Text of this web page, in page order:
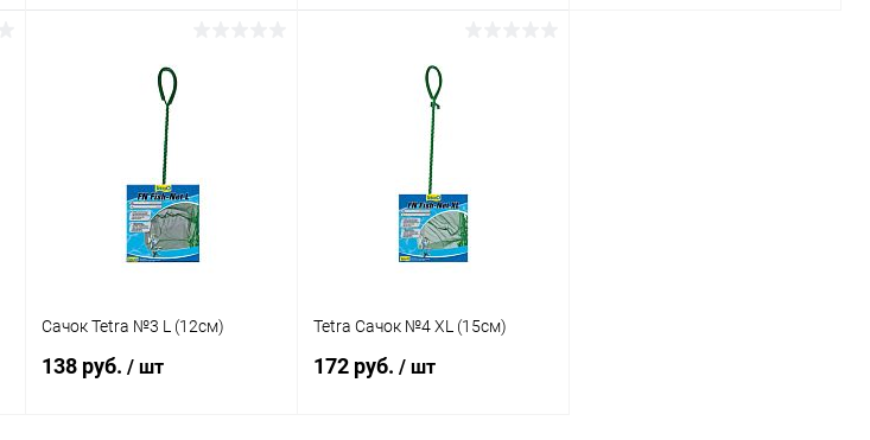
В избранное
Сачок Tetra №3 L (12см)
138 руб. / шт
Tetra Сачок №4 XL (15см)
172 руб. / шт